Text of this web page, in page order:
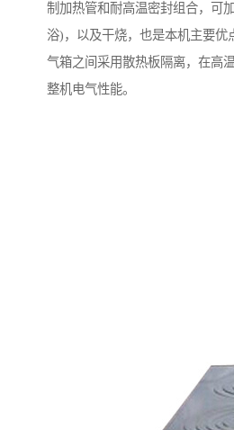
制加热管和耐高温密封组合，可
浴)，以及干烧，也是本机主要优
气箱之间采用散热板隔离，在高
整机电气性能。